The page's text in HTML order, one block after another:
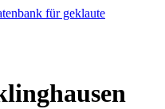
für geklaute